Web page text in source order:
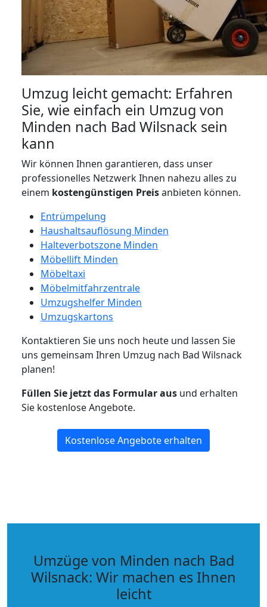
Umzug leicht gemacht: Erfahren
Sie, wie einfach ein Umzug von
Minden nach Bad Wilsnack sein
kann
Wir können Ihnen garantieren, dass unser
professionelles Netzwerk Ihnen nahezu alles zu
einem kostengünstigen Preisanbieten können.
Entrümpelung
Haushaltsauflösung Minden
Halteverbotszone Minden
Möbellift Minden
Möbeltaxi
Möbelmitfahrzentrale
Umzugshelfer Minden
Umzugskartons
Kontaktieren Sie uns noch heute und lassen Sie
uns gemeinsam Ihren Umzug nach Bad Wilsnack
planen!
Füllen Sie jetzt das Formular aus und erhalten
Sie kostenlose Angebote.
Kostenlose Angebote erhalten
Umzüge von Minden nach Bad
Wilsnack: Wir machen es Ihnen
leicht